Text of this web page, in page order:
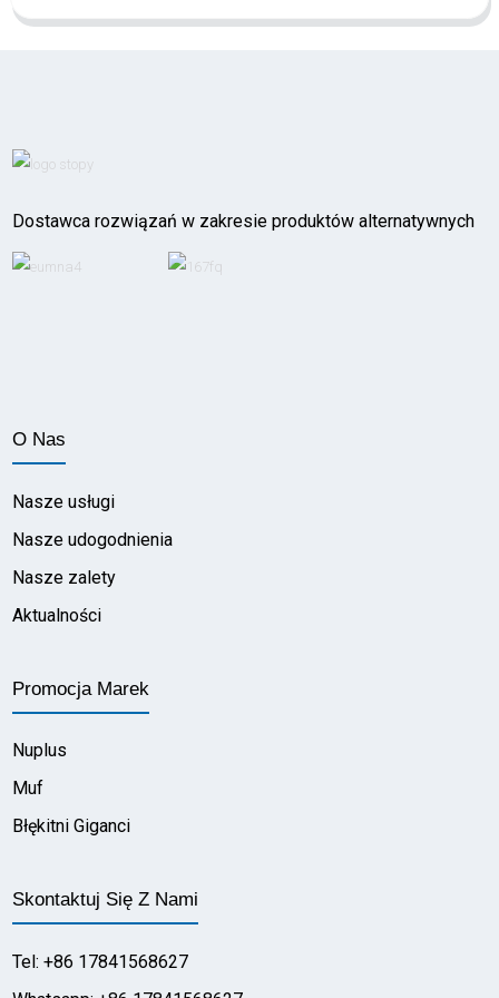
Dostawca rozwiązań w zakresie produktów alternatywnych
O Nas
Nasze usługi
Nasze udogodnienia
Nasze zalety
Aktualności
Promocja Marek
Nuplus
Muf
Błękitni Giganci
Skontaktuj Się Z Nami
Tel: +86 17841568627